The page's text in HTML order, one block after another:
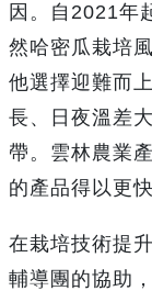
因。自2021年
然哈密瓜栽培
他選擇迎難而
長、日夜溫差
帶。雲林農業
的產品得以更
在栽培技術提
輔導團的協助